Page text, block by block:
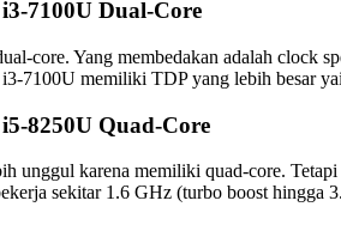
7100U Dual-Core
core. Yang membedakan adalah
7100U memiliki TDP yang lebih besar
8250U Quad-Core
unggul karena memiliki quad-core.
sekitar 1.6 GHz (turbo boost hingga